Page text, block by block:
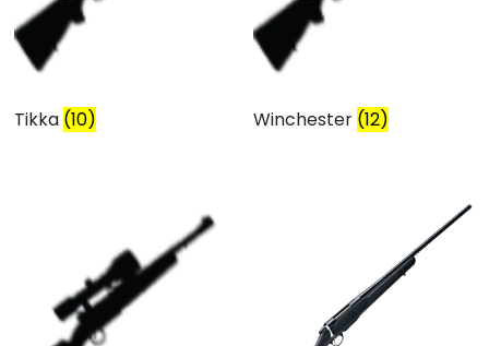
Tikka (10) Winchester (12)